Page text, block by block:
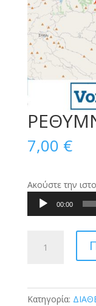
7,00 €
Ακούστε την
Πρόγραμμα
00:00
ποσότητα
Κατηγορία: